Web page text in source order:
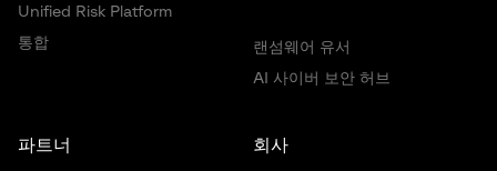
랜섬웨어 유서
AI 사이버 보안 허브
Unified Risk Platform
통합
파트너 회사